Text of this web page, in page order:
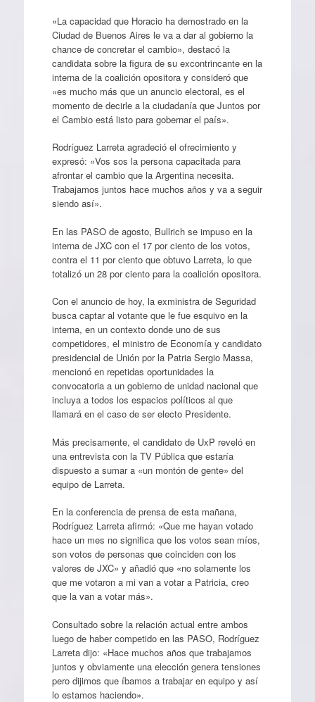
«La capacidad que Horacio ha demostrado en la
Ciudad de Buenos Aires le va a dar al gobierno la
chance de concretar el cambio», destacó la
candidata sobre la figura de su excontrincante en la
interna de la coalición opositora y consideró que
«es mucho más que un anuncio electoral, es el
momento de decirle a la ciudadanía que Juntos por
el Cambio está listo para gobernar el país».
Rodríguez Larreta agradeció el ofrecimiento y
expresó: «Vos sos la persona capacitada para
afrontar el cambio que la Argentina necesita.
Trabajamos juntos hace muchos años y va a seguir
siendo así».
En las PASO de agosto, Bullrich se impuso en la
interna de JXC con el 17 por ciento de los votos,
contra el 11 por ciento que obtuvo Larreta, lo que
totalizó un 28 por ciento para la coalición opositora.
Con el anuncio de hoy, la exministra de Seguridad
busca captar al votante que le fue esquivo en la
interna, en un contexto donde uno de sus
competidores, el ministro de Economía y candidato
presidencial de Unión por la Patria Sergio Massa,
mencionó en repetidas oportunidades la
convocatoria a un gobierno de unidad nacional que
incluya a todos los espacios políticos al que
llamará en el caso de ser electo Presidente.
Más precisamente, el candidato de UxP reveló en
una entrevista con la TV Pública que estaría
dispuesto a sumar a «un montón de gente» del
equipo de Larreta.
En la conferencia de prensa de esta mañana,
Rodríguez Larreta afirmó: «Que me hayan votado
hace un mes no significa que los votos sean míos,
son votos de personas que coinciden con los
valores de JXC» y añadió que «no solamente los
que me votaron a mi van a votar a Patricia, creo
que la van a votar más».
Consultado sobre la relación actual entre ambos
luego de haber competido en las PASO, Rodríguez
Larreta dijo: «Hace muchos años que trabajamos
juntos y obviamente una elección genera tensiones
pero dijimos que íbamos a trabajar en equipo y así
lo estamos haciendo».